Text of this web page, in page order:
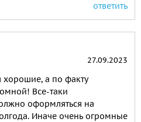
ответить
27.09.2023
хорошие, а по факту
Все-таки
оформляться на
Иначе очень огромные